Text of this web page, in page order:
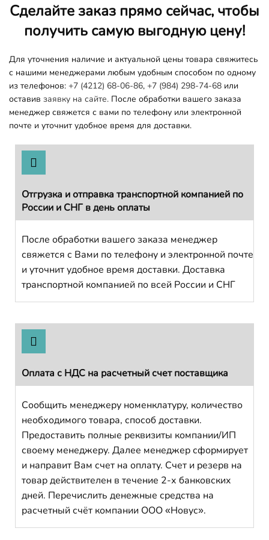
Сделайте заказ прямо сейчас, чтобы
получить самую выгодную цену!
Для уточнения наличие и актуальной цены товара свяжитесь
с нашими менеджерами любым удобным способом по одному
из телефонов: +7 (4212) 68-06-86, +7 (984) 298-74-68 или
оставив заявку на сайте. После обработки вашего заказа
менеджер свяжется с вами по телефону или электронной
почте и уточнит удобное время для доставки.
Отгрузка и отправка транспортной компанией по
России и СНГ в день оплаты
После обработки вашего заказа менеджер
свяжется с Вами по телефону и электронной почте
и уточнит удобное время доставки. Доставка
транспортной компанией по всей России и СНГ
Оплата с НДС на расчетный счет поставщика
Сообщить менеджеру номенклатуру, количество
необходимого товара, способ доставки.
Предоставить полные реквизиты компании/ИП
своему менеджеру. Далее менеджер сформирует
и направит Вам счет на оплату. Счет и резерв на
товар действителен в течение 2-х банковских
дней. Перечислить денежные средства на
расчетный счёт компании ООО «Новус».